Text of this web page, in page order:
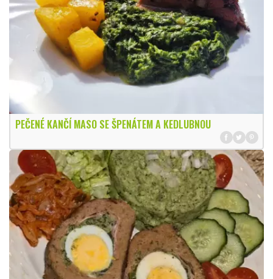
PEČENÉ KANČÍ MASO SE ŠPENÁTEM A KEDLUBNOU